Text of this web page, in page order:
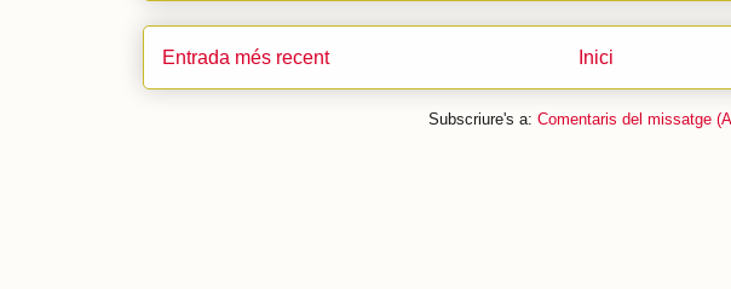
Entrada més recent Inici
Subscriure's a: Comentaris del missatge